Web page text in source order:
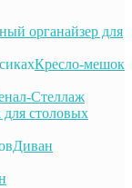
органайзер для
Кресло-мешок
Стеллаж
столовых
Диван